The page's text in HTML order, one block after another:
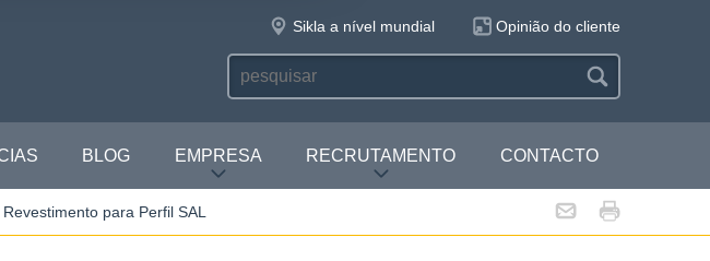
Sikla a nível mundial Opinião do cliente
BLOG EMPRESA RECRUTAMENTO CONTACTO
Revestimento para Perfil SAL